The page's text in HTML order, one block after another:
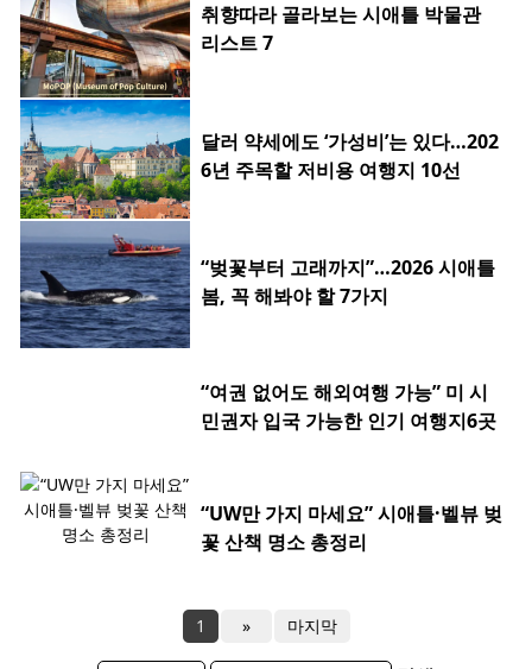
취향따라 골라보는 시애틀 박물관
리스트 7
달러 약세에도 ‘가성비’는 있다…202
6년 주목할 저비용 여행지 10선
“벚꽃부터 고래까지”…2026 시애틀
봄, 꼭 해봐야 할 7가지
“여권 없어도 해외여행 가능” 미 시
민권자 입국 가능한 인기 여행지6곳
“UW만 가지 마세요” 시애틀·벨뷰 벚
꽃 산책 명소 총정리
1 » 마지막